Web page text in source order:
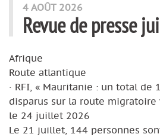
4 AOÛT 2026
Revue de presse
Afrique
Route atlantique
· RFI, « Mauritanie : un total de
disparus sur la route migratoire
le 24 juillet 2026
Le 21 juillet, 144 personnes